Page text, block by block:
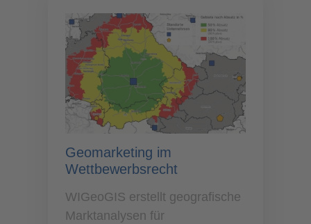
Geomarketing im
Wettbewerbsrecht
WIGeoGIS erstellt geografische
Marktanalysen für